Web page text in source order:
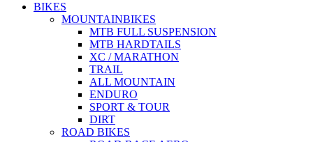
BIKES
MOUNTAINBIKES
MTB FULL SUSPENSION
MTB HARDTAILS
XC / MARATHON
TRAIL
ALL MOUNTAIN
ENDURO
SPORT & TOUR
DIRT
ROAD BIKES